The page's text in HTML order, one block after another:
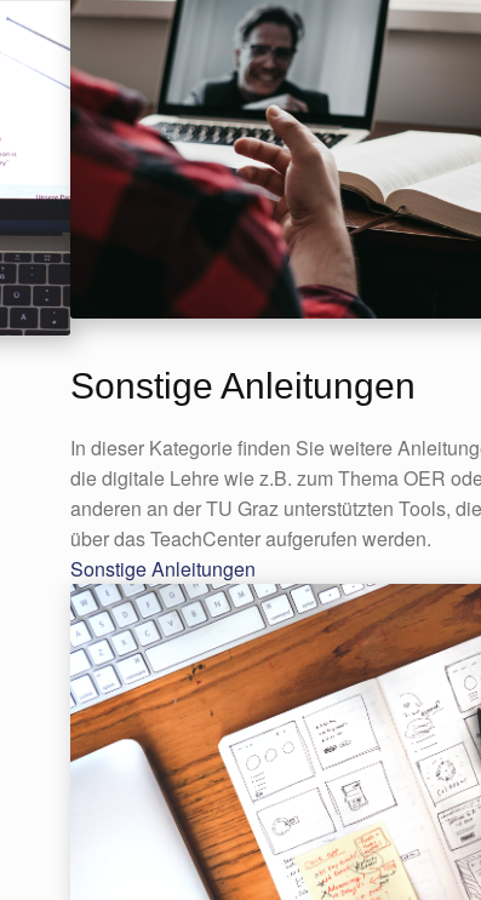
Sonstige Anleitungen
In dieser Kategorie finden Sie weitere
die digitale Lehre wie z.B. zum Thema OER
anderen an der TU Graz unterstützten Tools,
über das TeachCenter aufgerufen werden.
Sonstige Anleitungen